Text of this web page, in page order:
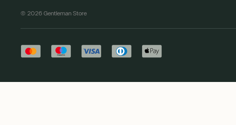
© 2026 Gentleman Store